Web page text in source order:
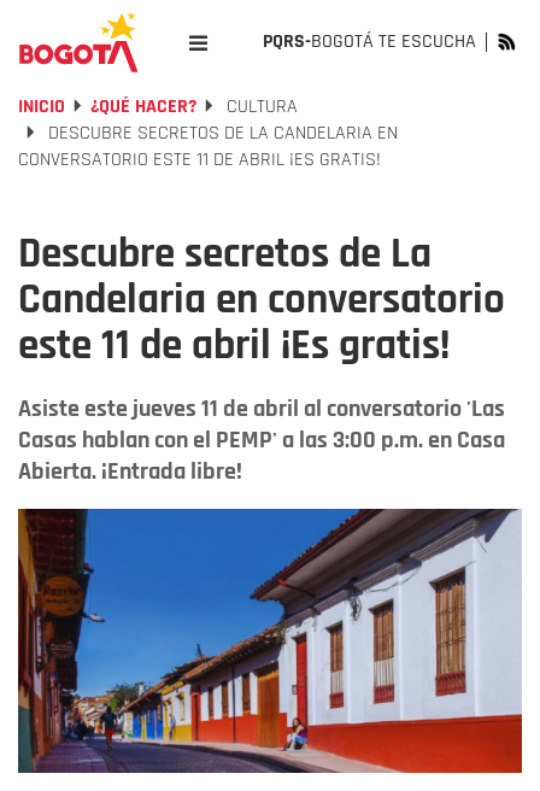
PQRS-BOGOTÁ TE ESCUCHA
INICIO ¿QUÉ HACER?
CULTURA
DESCUBRE SECRETOS DE LA CANDELARIA EN
CONVERSATORIO ESTE 11 DE ABRIL ¡ES GRATIS!
Descubre secretos de La
Candelaria en conversatorio
este 11 de abril ¡Es gratis!
Asiste este jueves 11 de abril al conversatorio 'Las
Casas hablan con el PEMP' a las 3:00 p.m. en Casa
Abierta. ¡Entrada libre!